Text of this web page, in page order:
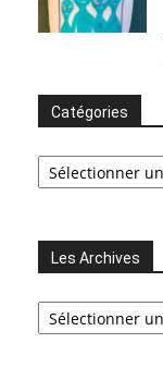
Catégories
Catégories
Les Archives
Les
Archives